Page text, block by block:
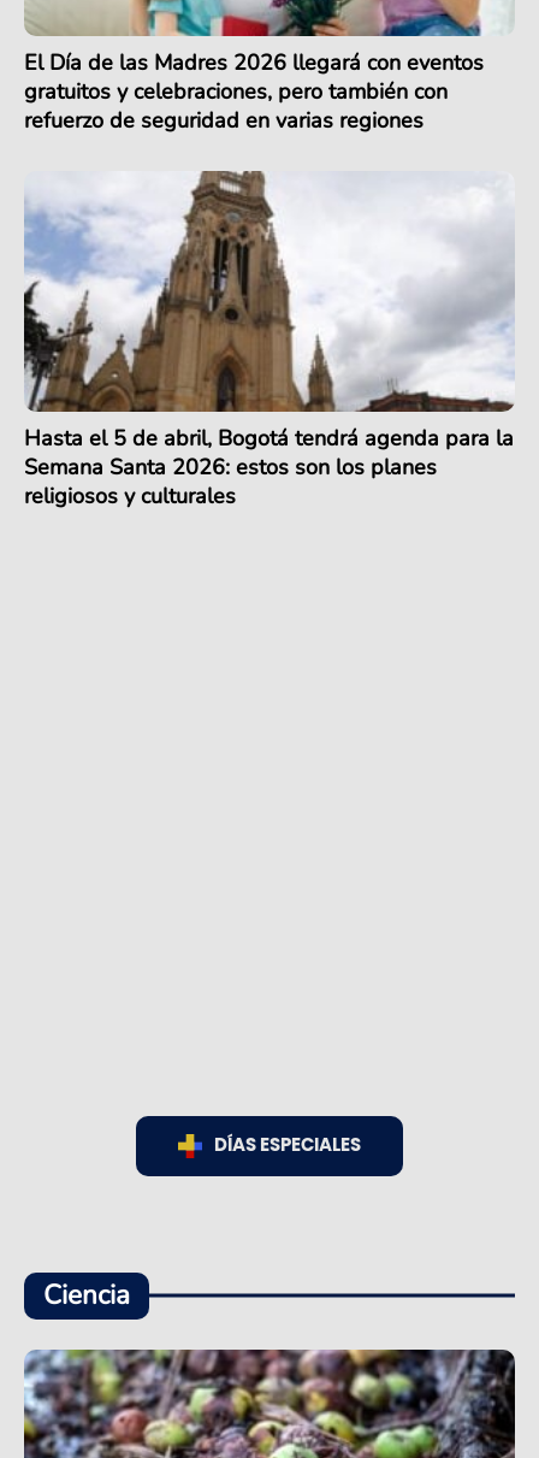
El Día de las Madres 2026 llegará con eventos
gratuitos y celebraciones, pero también con
refuerzo de seguridad en varias regiones
Hasta el 5 de abril, Bogotá tendrá agenda para la
Semana Santa 2026: estos son los planes
religiosos y culturales
DÍAS ESPECIALES
Ciencia